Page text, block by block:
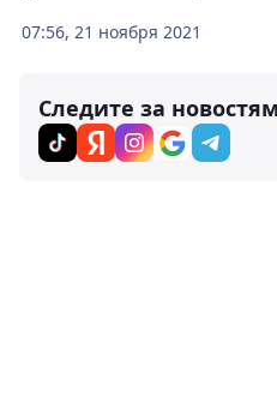
07:56, 21 ноября 2021
Следите за